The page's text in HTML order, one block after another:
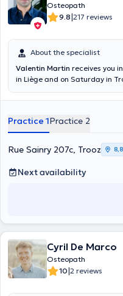
Osteopath
9.8|217 reviews
About the specialist
Valentin Martin receives you
in Liège and on Saturday in
Practice 1Practice 2
Rue Sainry 207c, Trooz
Next availability
Cyril De Marco
Osteopath
10|2 reviews